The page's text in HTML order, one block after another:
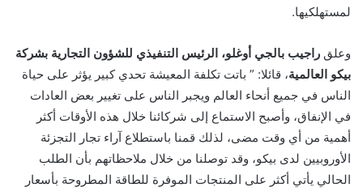
لمستهلكيها.
وعلق راجيب بالجي أوغلو، الرئيس التنفيذي للشؤون التجارية بشركة
بيكو العالمية، قائلا: ” باتت تكلفة المعيشة تحدي كبير يؤثر على حياة
الناس في جميع أنحاء العالم ويجبر الناس على تغيير بعض العادات
في الإنفاق، وأصبح الاستماع إلى شركائنا خلال هذه الأوقات أكثر
أهمية من أي وقت مضى، لذلك قمنا باستطلاع آراء تجار التجزئة
الأوروبيين لدى بيكو، وقد توصلنا من خلال ملاحظاتهم بأن الطلب
الحالي يأتي أكثر على المنتجات الموفرة للطاقة المطروحة بأسعار